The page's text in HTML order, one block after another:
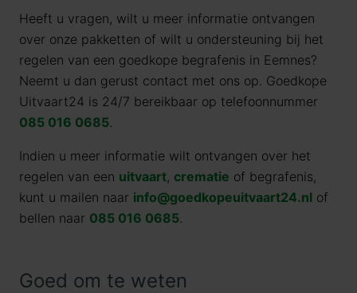
Heeft u vragen, wilt u meer informatie ontvangen
over onze pakketten of wilt u ondersteuning bij het
regelen van een goedkope begrafenis in Eemnes?
Neemt u dan gerust contact met ons op. Goedkope
Uitvaart24 is 24/7 bereikbaar op telefoonnummer
085 016 0685.
Indien u meer informatie wilt ontvangen over het
regelen van een uitvaart, crematie of begrafenis,
kunt u mailen naar info@goedkopeuitvaart24.nl of
bellen naar 085 016 0685.
Goed om te weten